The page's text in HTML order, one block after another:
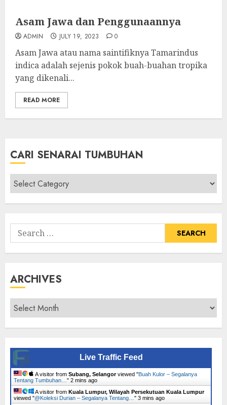
Asam Jawa dan Penggunaannya
ADMIN JULY 19, 2023 0
Asam Jawa atau nama saintifiknya Tamarindus
indica adalah sejenis pokok buah-buahan tropika
yang dikenali...
READ MORE
CARI SENARAI TUMBUHAN
Cari
Senarai
Tumbuhan
Search
for:
ARCHIVES
Archives
Live Traffic Feed
A visitor from Subang, Selangorviewed "Buah Kulor – Segalanya
Tentang Tumbuhan… " 2 mins ago
A visitor from Kuala Lumpur, Wilayah Persekutuan Kuala Lumpur
viewed "@Koleksi Durian – Segalanya Tentang… " 3 mins ago